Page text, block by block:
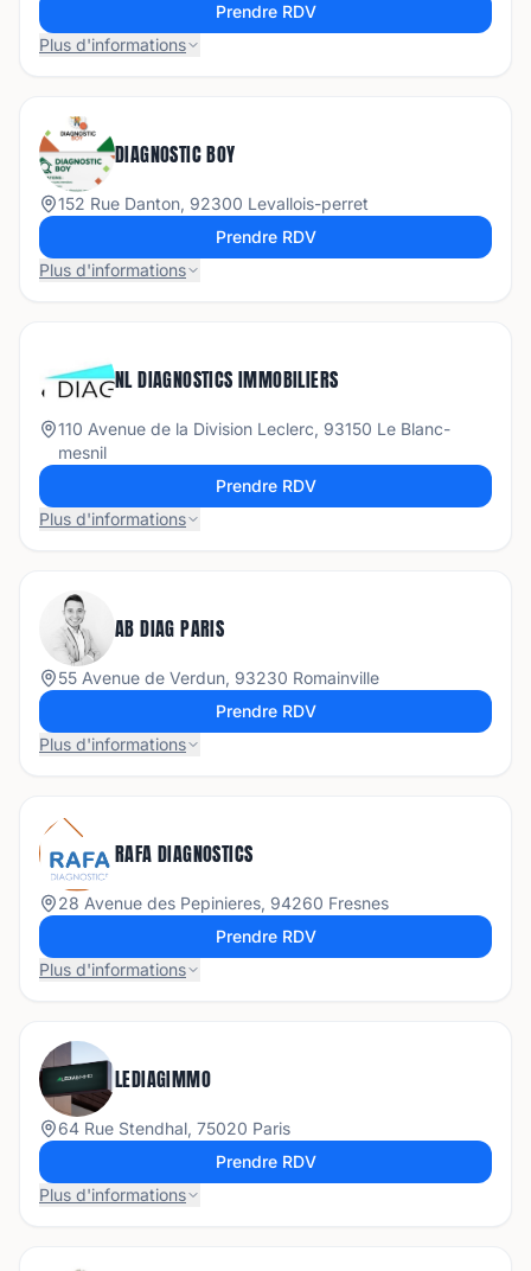
Prendre RDV
Plus d'informations
DIAGNOSTIC BOY
152 Rue Danton, 92300 Levallois-perret
Prendre RDV
Plus d'informations
NL DIAGNOSTICS IMMOBILIERS
110 Avenue de la Division Leclerc, 93150 Le Blanc-
mesnil
Prendre RDV
Plus d'informations
AB DIAG PARIS
55 Avenue de Verdun, 93230 Romainville
Prendre RDV
Plus d'informations
RAFA DIAGNOSTICS
28 Avenue des Pepinieres, 94260 Fresnes
Prendre RDV
Plus d'informations
LEDIAGIMMO
64 Rue Stendhal, 75020 Paris
Prendre RDV
Plus d'informations